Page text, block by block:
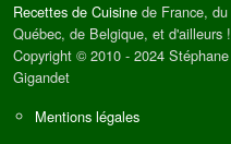
Recettes de Cuisine de France, du
Québec, de Belgique, et d'ailleurs !
Copyright © 2010 - 2024 Stéphane
Gigandet
Mentions légales